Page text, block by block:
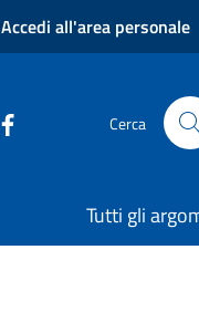
Accedi all'area personale
Cerca
Tutti gli